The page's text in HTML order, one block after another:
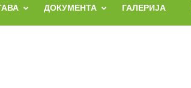
ДОКУМЕНТА ГАЛЕРИЈА